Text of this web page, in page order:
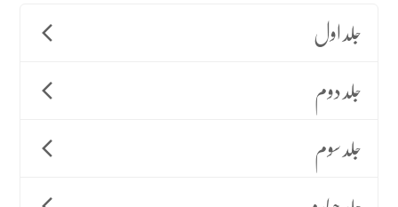
جلد اول
جلد دوم
جلد سوم